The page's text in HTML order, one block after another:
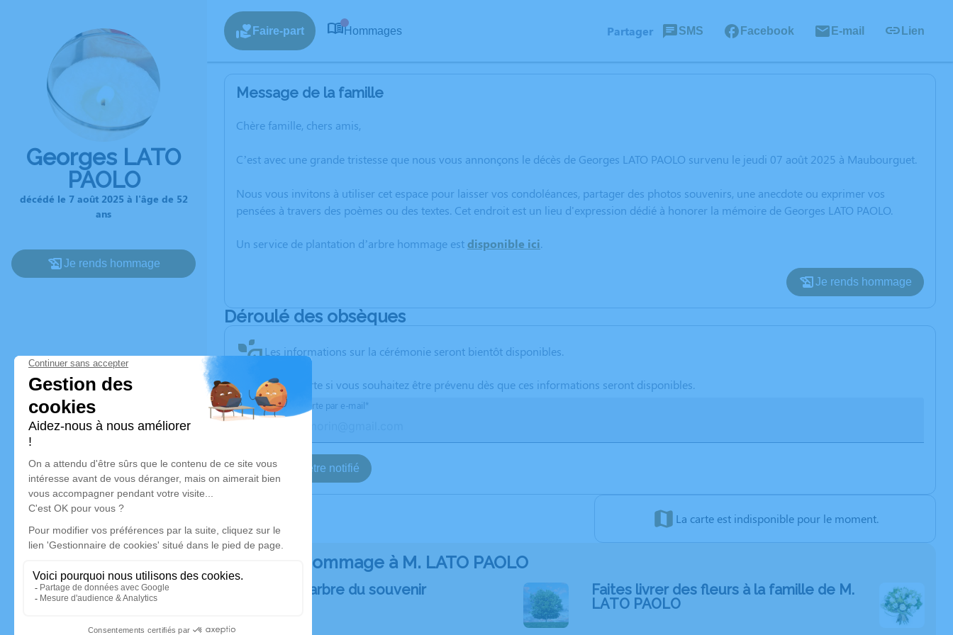
Georges LATO
PAOLO
décédé le 7 août 2025 à l'âge de 52
ans
Je rends hommage
Faire-part Hommages Partager SMS Facebook E-mail Lien
Message de la famille
Chère famille, chers amis,
C’est avec une grande tristesse que nous vous annonçons le décès de Georges LATO PAOLO survenu le jeudi 07 août 2025 à Maubourguet.
Nous vous invitons à utiliser cet espace pour laisser vos condoléances, partager des photos souvenirs, une anecdote ou exprimer vos
pensées à travers des poèmes ou des textes. Cet endroit est un lieu d'expression dédié à honorer la mémoire de Georges LATO PAOLO.
Un service de plantation d’arbre hommage estdisponible ici.
Je rends hommage
Déroulé des obsèques
Les informations sur la cérémonie seront bientôt disponibles.
Activez une alerte si vous souhaitez être prévenu dès que ces informations seront disponibles.
Recevoir une alerte par e-mail*
Je veux être notifié
La carte est indisponible pour le moment.
Rendez hommage à M. LATO PAOLO
Plantez un arbre du souvenir
Faites livrer des fleurs à la famille de M.
LATO PAOLO